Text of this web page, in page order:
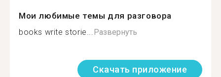
Мои любимые темы для разговора
books write storie...Развернуть
Скачать приложение